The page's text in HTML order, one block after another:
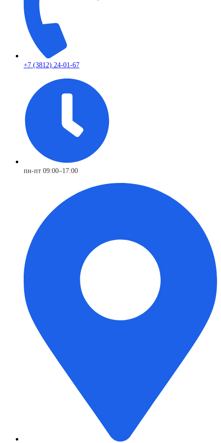
+7 (3812) 24-01-67
пн-пт 09:00–17:00